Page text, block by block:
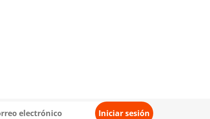
Iniciar sesión